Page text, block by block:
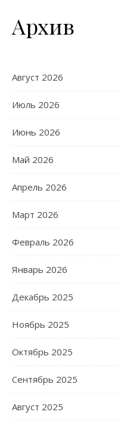
Архив
Август 2026
Июль 2026
Июнь 2026
Май 2026
Апрель 2026
Март 2026
Февраль 2026
Январь 2026
Декабрь 2025
Ноябрь 2025
Октябрь 2025
Сентябрь 2025
Август 2025